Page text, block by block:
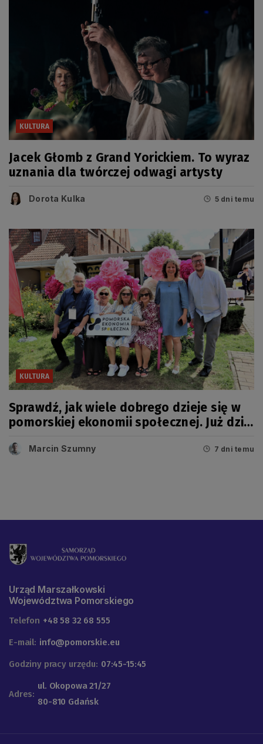
KULTURA
Jacek Głomb z Grand Yorickiem. To wyraz
uznania dla twórczej odwagi artysty
Dorota Kulka 5 dni temu
KULTURA
Sprawdź, jak wiele dobrego dzieje się w
pomorskiej ekonomii społecznej. Już dziś
Marcin Szumny 7 dni temu
Urząd Marszałkowski
Województwa Pomorskiego
Telefon +48 58 32 68 555
E-mail: info@pomorskie.eu
Godziny pracy urzędu: 07:45-15:45
Adres:
ul. Okopowa 21/27
80-810 Gdańsk